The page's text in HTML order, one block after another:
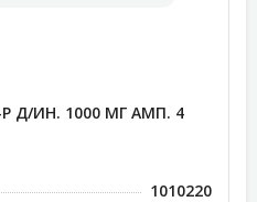
Р Д/ИН. 1000 МГ АМП. 4
1010220